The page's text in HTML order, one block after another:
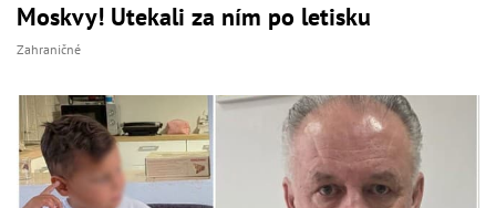
Moskvy! Utekali za ním po letisku
Zahraničné